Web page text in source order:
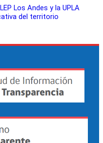
Los Andes y la UPLA
del territorio